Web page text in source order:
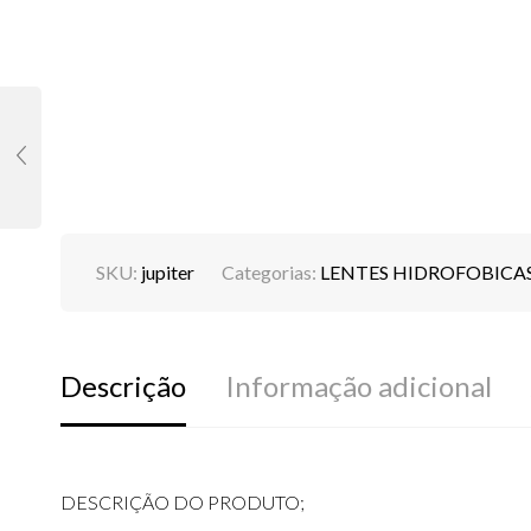
SKU: jupiter Categorias: LENTES
Descrição Informação adicional
DESCRIÇÃO DO PRODUTO;